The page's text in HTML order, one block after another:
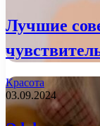
Лучшие
Красота
03.09.2024